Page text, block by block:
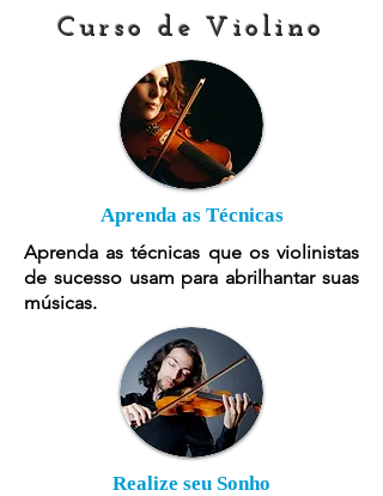
Curso de Violino
Aprenda as Técnicas
Aprenda as técnicas que os violinistas
de sucesso usam para abrilhantar suas
músicas.
Realize seu Sonho